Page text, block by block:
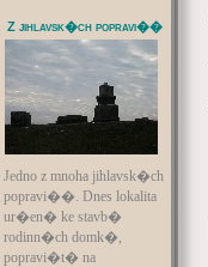
Z jihlavsk�ch popravi��
Jedno z mnoha jihlavsk�ch
popravi��. Dnes lokalita
ur�en� ke stavb�
rodinn�ch domk�,
popravi�t� na